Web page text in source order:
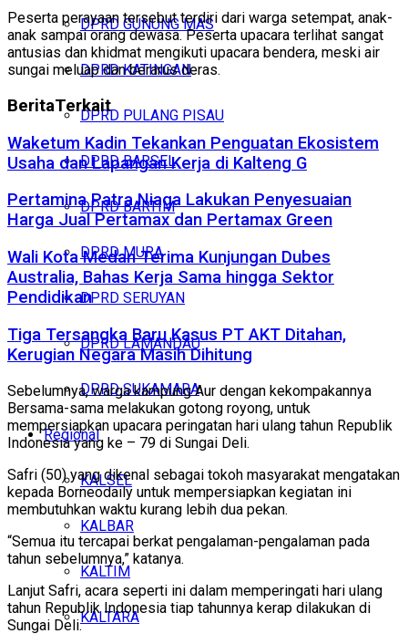
DPRD GUNUNG MAS
DPRD KATINGAN
DPRD PULANG PISAU
DPRD BARSEL
DPRD BARTIM
DPRD MURA
DPRD SERUYAN
DPRD LAMANDAU
DPRD SUKAMARA
Regional
KALSEL
KALBAR
KALTIM
KALTARA
Peserta perayaan tersebut terdiri dari warga setempat, anak-
anak sampai orang dewasa. Peserta upacara terlihat sangat
antusias dan khidmat mengikuti upacara bendera, meski air
sungai meluap dan berarus deras.
BeritaTerkait
Waketum Kadin Tekankan Penguatan Ekosistem
Usaha dan Lapangan Kerja di Kalteng G
Pertamina Patra Niaga Lakukan Penyesuaian
Harga Jual Pertamax dan Pertamax Green
Wali Kota Medan Terima Kunjungan Dubes
Australia, Bahas Kerja Sama hingga Sektor
Pendidikan
Tiga Tersangka Baru Kasus PT AKT Ditahan,
Kerugian Negara Masih Dihitung
Sebelumnya, warga kampung Aur dengan kekompakannya
Bersama-sama melakukan gotong royong, untuk
mempersiapkan upacara peringatan hari ulang tahun Republik
Indonesia yang ke – 79 di Sungai Deli.
Safri (50) yang dikenal sebagai tokoh masyarakat mengatakan
kepada Borneodaily untuk mempersiapkan kegiatan ini
membutuhkan waktu kurang lebih dua pekan.
“Semua itu tercapai berkat pengalaman-pengalaman pada
tahun sebelumnya,” katanya.
Lanjut Safri, acara seperti ini dalam memperingati hari ulang
tahun Republik Indonesia tiap tahunnya kerap dilakukan di
Sungai Deli.